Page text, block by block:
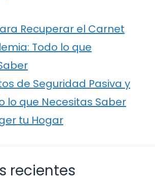
Recuperar el Carnet
Todo lo que
de Seguridad Pasiva y
lo que Necesitas Saber
tu Hogar
recientes